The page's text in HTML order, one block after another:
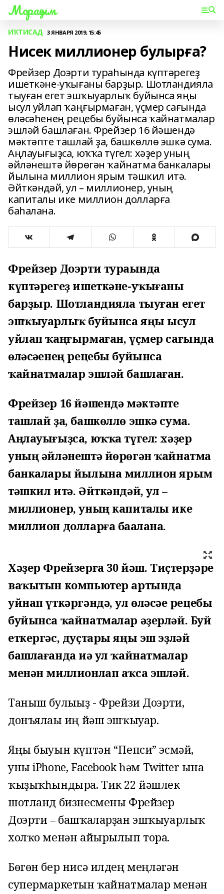
Мораҙым
ИҠТИСАД 3 ЯНВАРЯ 2019, 15:45
Нисек миллионер булырға?
Фрейзер Доэрти тураһында күптәрегеҙ
ишеткәне-уҡығаны барҙыр. Шотландияла
тыуған егет эшҡыуарлыҡ буйынса яңы
ысул уйлап ҡаңғырмаған, үҫмер сағында
өләсәһенең рецебы буйынса ҡайнатмалар
эшләй башлаған. Фрейзер 16 йәшендә
мәктәпте ташлай ҙа, башкөллө эшкә сума.
Аңлауығыҙса, юҡҡа түгел: хәҙер уның
әйләнештә йөрөгән ҡайнатма банкалары
йылына миллион ярым тәшкил итә.
Әйткәндәй, ул – миллионер, уның
капиталы ике миллион долларға
баһалана.
Фрейзер Доэрти тураһында
күптәрегеҙ ишеткәне-уҡығаны
барҙыр. Шотландияла тыуған егет
эшҡыуарлыҡ буйынса яңы ысул
уйлап ҡаңғырмаған, үҫмер сағында
өләсәһенең рецебы буйынса
ҡайнатмалар эшләй башлаған.
Фрейзер 16 йәшендә мәктәпте
ташлай ҙа, башкөллө эшкә сума.
Аңлауығыҙса, юҡҡа түгел: хәҙер
уның әйләнештә йөрөгән ҡайнатма
банкалары йылына миллион ярым
тәшкил итә. Әйткәндәй, ул –
миллионер, уның капиталы ике
миллион долларға баһалана.
Хәҙер Фрейзерға 30 йәш. Тиҫтерҙәре
ваҡытын компьютер артында
уйнап үткәргәндә, ул өләсәһе рецебы
буйынса ҡайнатмалар әҙерләй. Буй
еткергәс, дуҫтары яңы эш эҙләй
башлағанда иһә ул ҡайнатмалар
менән миллионлап аҡса эшләй.
Таныш булығыҙ - Фрейзи Доэрти,
донъялағы иң йәш эшҡыуар.
Яңы быуын күптән “Пепси” эсмәй,
уны iPhone, Facebook һәм Twitter ғына
ҡыҙыҡһындыра. Тик 22 йәшлек
шотланд бизнесмены Фрейзер
Доэрти – башҡаларҙан эшҡыуарлыҡ
холҡо менән айырылып тора.
Бөгөн бер нисә илдең меңләгән
супермаркетын ҡайнатмалар менән